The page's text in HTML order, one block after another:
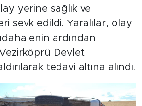
yerine sağlık ve
sevk edildi. Yaralılar, olay
ardından
Devlet
tedavi altına alındı.